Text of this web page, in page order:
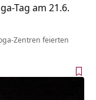
Tag am 21.6.
Zentren feierten